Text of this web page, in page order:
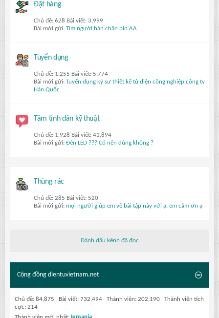
Đặt hàng
Chủ đề: 628 Bài viết: 3,999
Bài mới gửi: Tìm người hàn chân pin AA
Tuyển dụng
Chủ đề: 1,255 Bài viết: 5,774
Bài mới gửi: Tuyển dụng kỹ sư thiết kế tủ điện công nghiệp công ty
Hàn Quốc
Tâm tình dân kỹ thuật
Chủ đề: 1,928 Bài viết: 41,894
Bài mới gửi: Đèn LED ??? Có nên dùng không ?
Thùng rác
Chủ đề: 285 Bài viết: 520
Bài mới gửi: mọi người giúp em về bài tập này với ạ, em cảm ơn ạ
Đánh dấu kênh đã đọc
Cộng đồng dientuvietnam.net
Chủ đề: 84,875 Bài viết: 732,494 Thành viên: 202,190 Thành viên tích
cực: 214